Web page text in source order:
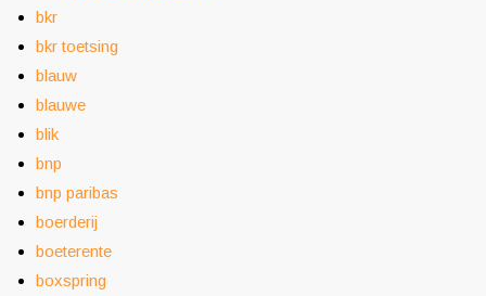
bkr
bkr toetsing
blauw
blauwe
blik
bnp
bnp paribas
boerderij
boeterente
boxspring